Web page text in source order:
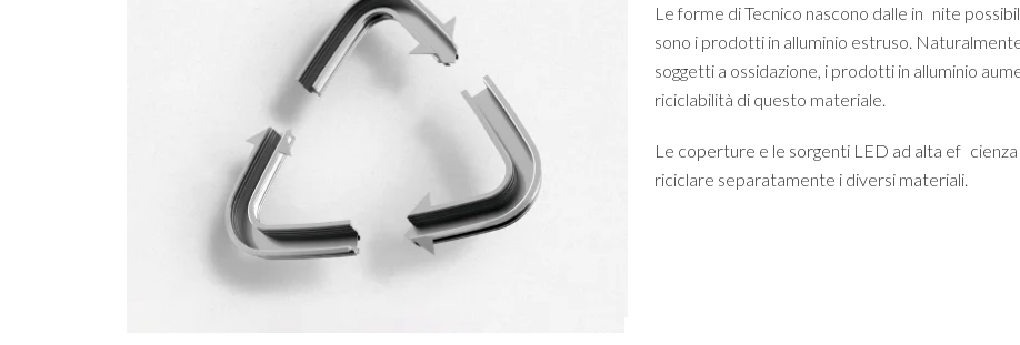
Le forme di Tecnico nascono dalle in nite
sono i prodotti in alluminio estruso.
soggetti a ossidazione, i prodotti in alluminio
riciclabilità di questo materiale.
Le coperture e le sorgenti LED ad alta ef
riciclare separatamente i diversi materiali.